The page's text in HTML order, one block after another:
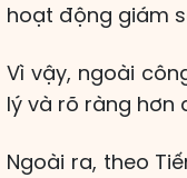
hoạt động giám
Vì vậy, ngoài
lý và rõ ràng hơn
Ngoài ra, theo